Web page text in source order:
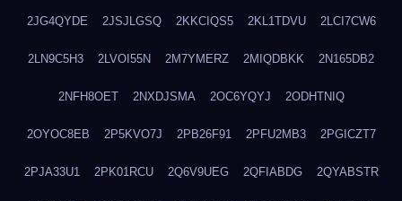
2JG4QYDE 2JSJLGSQ 2KKCIQS5 2KL1TDVU 2LCI7CW6
2LN9C5H3 2LVOI55N 2M7YMERZ 2MIQDBKK 2N165DB2
2NFH8OET 2NXDJSMA 2OC6YQYJ 2ODHTNIQ
2OYOC8EB 2P5KVO7J 2PB26F91 2PFU2MB3 2PGICZT7
2PJA33U1 2PK01RCU 2Q6V9UEG 2QFIABDG 2QYABSTR